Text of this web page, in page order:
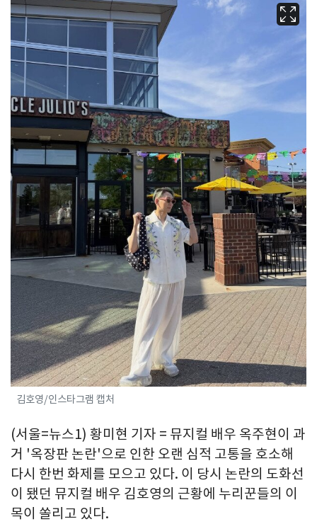
김호영/인스타그램 캡처
(서울=뉴스1) 황미현 기자 = 뮤지컬 배우 옥주현이 과
거 '옥장판 논란'으로 인한 오랜 심적 고통을 호소해
다시 한번 화제를 모으고 있다. 이 당시 논란의 도화선
이 됐던 뮤지컬 배우 김호영의 근황에 누리꾼들의 이
목이 쏠리고 있다.